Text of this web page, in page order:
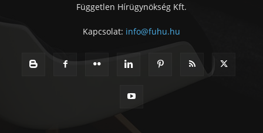
Független Hírügynökség Kft.
Kapcsolat: info@fuhu.hu